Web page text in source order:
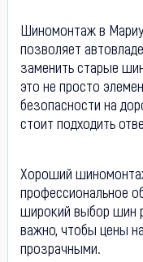
Шиномонтаж в
позволяет
заменить старые
это не просто
безопасности на
стоит подходить
Хороший
профессиональное
широкий выбор шин
важно, чтобы цены
прозрачными.